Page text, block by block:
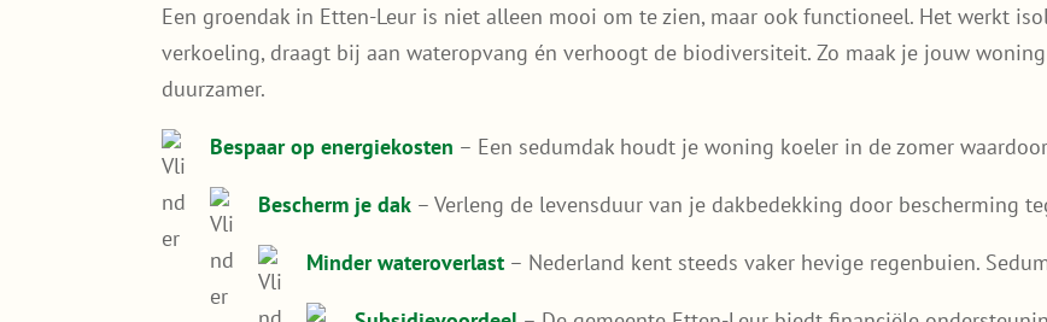
Een groendak in Etten-Leur is niet alleen mooi om te zien, maar ook functioneel. Het werkt
verkoeling, draagt bij aan wateropvang én verhoogt de biodiversiteit. Zo maak je jouw
duurzamer.
Bespaar op energiekosten – Een sedumdak houdt je woning koeler in de zomer
Bescherm je dak – Verleng de levensduur van je dakbedekking door bescherming
Minder wateroverlast – Nederland kent steeds vaker hevige regenbuien.